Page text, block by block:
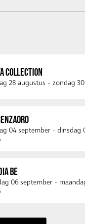
COLLECTION
28 augustus - zondag
04 september - dinsdag
BE
06 september -